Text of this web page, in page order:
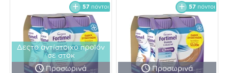
57 πόντοι
Δεςτο αντίστοιχο προϊόν
σε στοκ
Προσωρινά
57 πόντοι
Προσωρινά